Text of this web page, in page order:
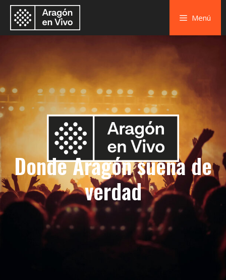
Menú
Donde Aragón suena de
verdad